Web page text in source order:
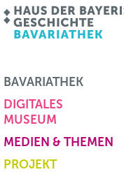
BAVARIATHEK
DIGITALES
MUSEUM
MEDIEN & THEMEN
PROJEKT